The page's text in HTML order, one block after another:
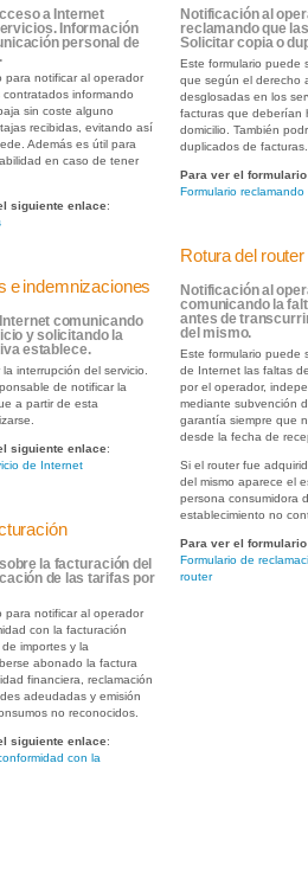
a Internet
Información
personal de
para notificar al operador
informando
sin coste alguno
recibidas, evitando así
Además es útil para
en caso de tener
siguiente enlace:
e indemnizaciones
comunicando
y solicitando la
establece.
interrupción del servicio.
de notificar la
a partir de esta
siguiente enlace:
de Internet
la facturación del
de las tarifas por
para notificar al operador
con la facturación
importes y la
abonado la factura
financiera, reclamación
adeudadas y emisión
no reconocidos.
siguiente enlace:
con la
Notificación al
reclamando que
Solicitar copia o
Este formulario puede
que según el derecho
desglosadas en los
facturas que deberían
domicilio. También
duplicados de facturas.
Para ver el
Formulario
Rotura del
Notificación al
comunicando la
antes de
del mismo.
Este formulario puede
de Internet las faltas
por el operador,
mediante subvención
garantía siempre que
desde la fecha de
Si el router fue
del mismo aparece el
persona consumidora
establecimiento no
Para ver el
Formulario de
router